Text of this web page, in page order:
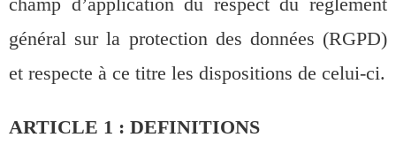
général sur la protection des données (RGPD)
et respecte à ce titre les dispositions de celui-ci.
ARTICLE 1 : DEFINITIONS